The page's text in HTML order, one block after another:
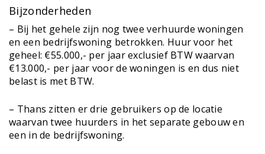
Bijzonderheden
– Bij het gehele zijn nog twee verhuurde woningen
en een bedrijfswoning betrokken. Huur voor het
geheel: €55.000,- per jaar exclusief BTW waarvan
€13.000,- per jaar voor de woningen is en dus niet
belast is met BTW.
– Thans zitten er drie gebruikers op de locatie
waarvan twee huurders in het separate gebouw en
een in de bedrijfswoning.